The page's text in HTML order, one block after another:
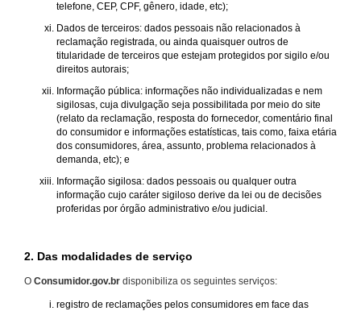
telefone, CEP, CPF, gênero, idade, etc);
Dados de terceiros: dados pessoais não relacionados à
reclamação registrada, ou ainda quaisquer outros de
titularidade de terceiros que estejam protegidos por sigilo e/ou
direitos autorais;
Informação pública: informações não individualizadas e nem
sigilosas, cuja divulgação seja possibilitada por meio do site
(relato da reclamação, resposta do fornecedor, comentário final
do consumidor e informações estatísticas, tais como, faixa etária
dos consumidores, área, assunto, problema relacionados à
demanda, etc); e
Informação sigilosa: dados pessoais ou qualquer outra
informação cujo caráter sigiloso derive da lei ou de decisões
proferidas por órgão administrativo e/ou judicial.
2. Das modalidades de serviço
O Consumidor.gov.br disponibiliza os seguintes serviços:
registro de reclamações pelos consumidores em face das